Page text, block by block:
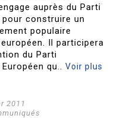
auprès du Parti
construire un
populaire
Il participera
du Parti
qu..Voir plus
2011